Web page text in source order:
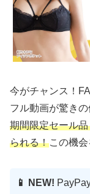
今がチャンス！
フル動画が驚きの
期間限定セール
られる！この機会
📱 NEW!